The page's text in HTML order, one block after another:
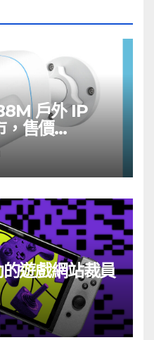
戶外 IP
售價
遊戲網站裁員